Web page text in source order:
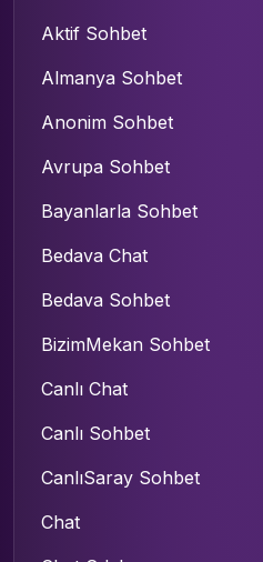
Aktif Sohbet
Almanya Sohbet
Anonim Sohbet
Avrupa Sohbet
Bayanlarla Sohbet
Bedava Chat
Bedava Sohbet
BizimMekan Sohbet
Canlı Chat
Canlı Sohbet
CanlıSaray Sohbet
Chat